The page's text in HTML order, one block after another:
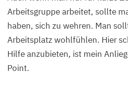
Arbeitsgruppe arbeitet, sollte
haben, sich zu wehren. Man
Arbeitsplatz wohlfühlen. Hier
Hilfe anzubieten, ist mein
Point.